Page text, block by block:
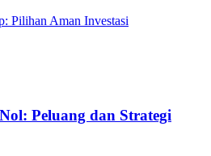
Pilihan Aman Investasi
Peluang dan Strategi